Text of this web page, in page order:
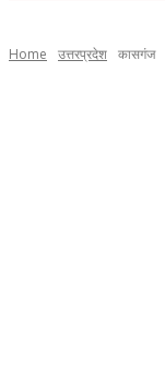
Home उत्तरप्रदेश कासगंज